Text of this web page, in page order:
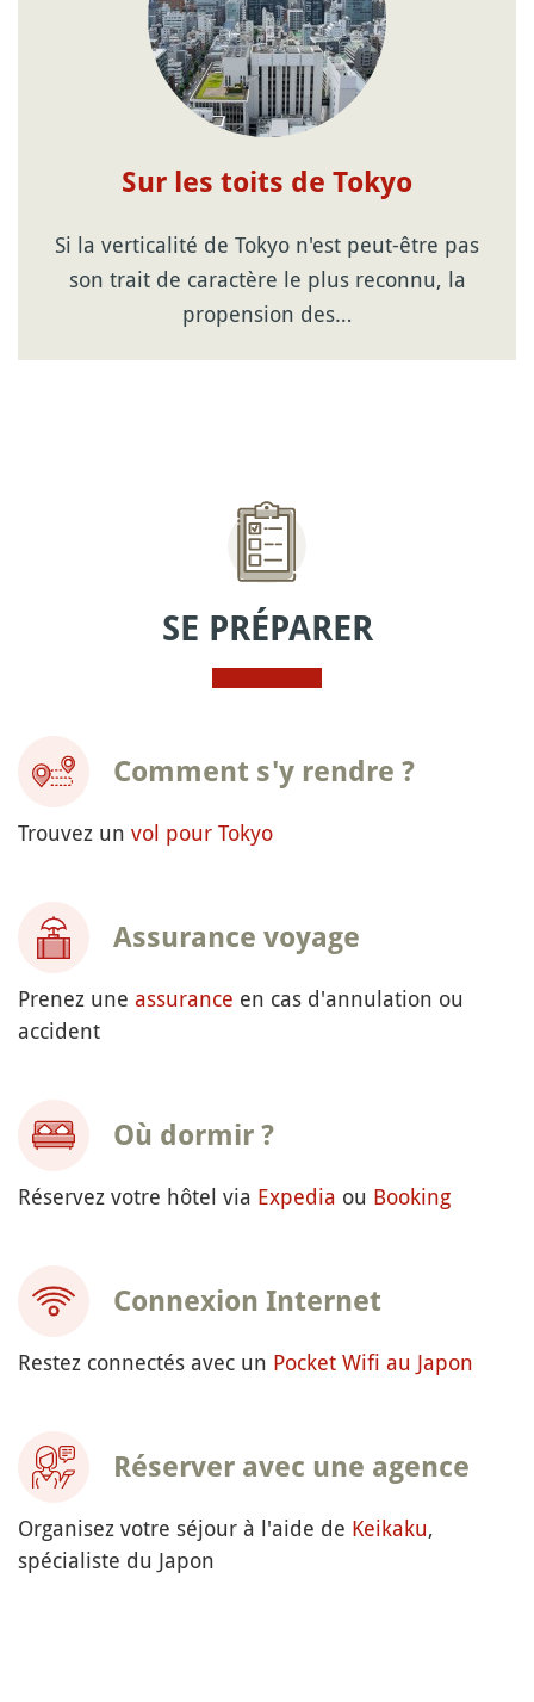
Sur les toits de Tokyo
Si la verticalité de Tokyo n'est peut-être pas
son trait de caractère le plus reconnu, la
propension des…
SE PRÉPARER
Comment s'y rendre ?
Trouvez un vol pour Tokyo
Assurance voyage
Prenez une assurance en cas d'annulation ou
accident
Où dormir ?
Réservez votre hôtel via Expedia ou Booking
Connexion Internet
Restez connectés avec un Pocket Wifi au Japon
Réserver avec une agence
Organisez votre séjour à l'aide de Keikaku,
spécialiste du Japon